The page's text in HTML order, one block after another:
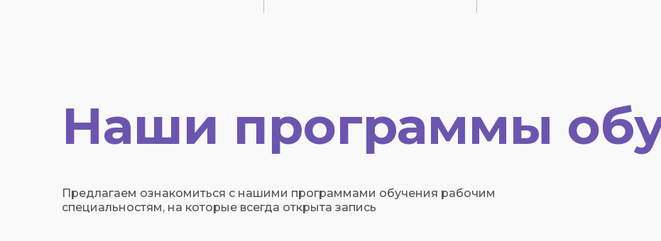
Наши программы
Предлагаем ознакомиться с нашими программами обучения рабочим
специальностям, на которые всегда открыта запись